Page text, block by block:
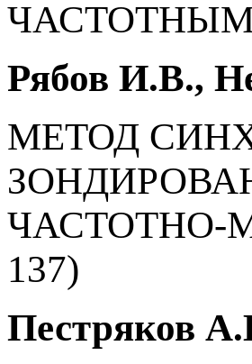
ЧАСТОТНЫМ
Рябов И.В.,
МЕТОД
ЧАСТОТНО-
137)
Пестряков